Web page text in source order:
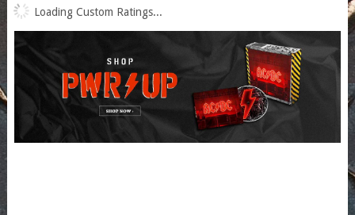
Loading Custom Ratings...